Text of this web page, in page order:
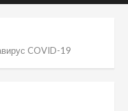
COVID-19